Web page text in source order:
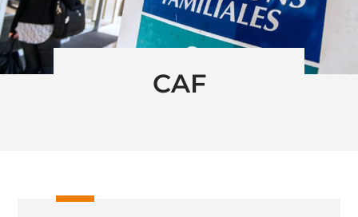
CAF